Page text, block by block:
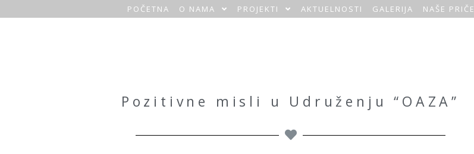
O
POČETNA O NAMA PROJEKTI AKTUELNOSTI GALERIJA NAŠE PRIČE
Pozitivne misli u Udruženju “OAZA”